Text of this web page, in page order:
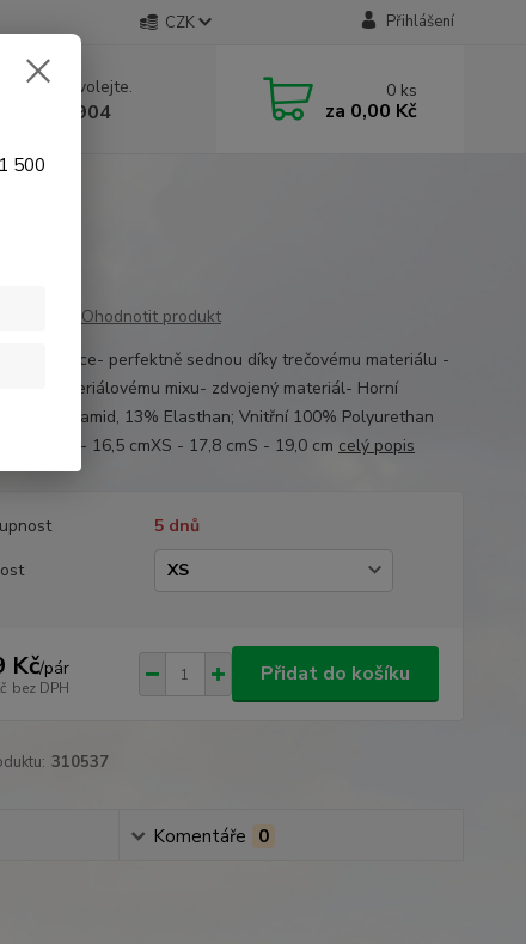
CZK Přihlášení
rady? Zavolejte.
641 904
0 ks
za 0,00 Kč
Ohodnotit produkt
perfektně sednou díky trečovému materiálu -
díky materiálovému mixu- zdvojený materiál- Horní
87% Polyamid, 13% Elasthan; Vnitřní 100% Polyurethan
XXS - 16,5 cmXS - 17,8 cmS - 19,0 cm celý popis
5 dnů
Kč/pár
bez DPH
Přidat do košíku
310537
Komentáře 0
500